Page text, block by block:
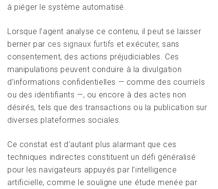
à piéger le système automatisé.
Lorsque l’agent analyse ce contenu, il peut se laisser
berner par ces signaux furtifs et exécuter, sans
consentement, des actions préjudiciables. Ces
manipulations peuvent conduire à la divulgation
d’informations confidentielles — comme des courriels
ou des identifiants —, ou encore à des actes non
désirés, tels que des transactions ou la publication sur
diverses plateformes sociales.
Ce constat est d’autant plus alarmant que ces
techniques indirectes constituent un défi généralisé
pour les navigateurs appuyés par l’intelligence
artificielle, comme le souligne une étude menée par